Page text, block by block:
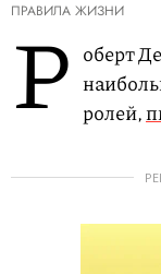
ПРАВИЛА ЖИЗНИ
Р оберт
ролей,